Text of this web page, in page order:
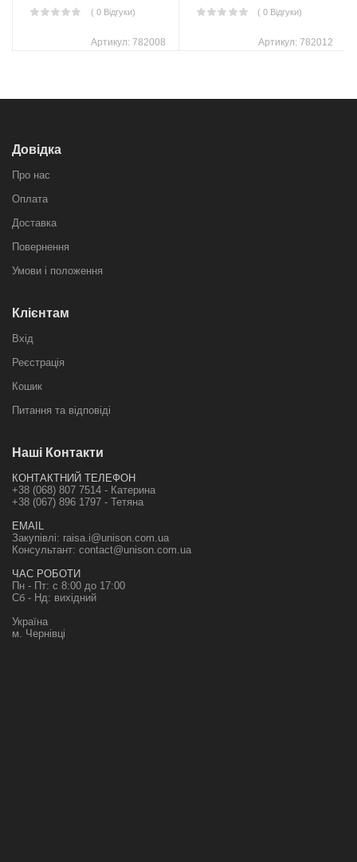
( 0 Відгуки)
Артикул: 782008
( 0 Відгуки)
Артикул: 782012
Довідка
Про нас
Оплата
Доставка
Повернення
Умови і положення
Клієнтам
Вхід
Реєстрація
Кошик
Питання та відповіді
Наші Контакти
КОНТАКТНИЙ ТЕЛЕФОН
+38 (068) 807 7514 - Катерина
+38 (067) 896 1797 - Тетяна
EMAIL
Закупівлі: raisa.i@unison.com.ua
Консультант: contact@unison.com.ua
ЧАС РОБОТИ
Пн - Пт: с 8:00 до 17:00
Сб - Нд: вихідний
Україна
м. Чернівці